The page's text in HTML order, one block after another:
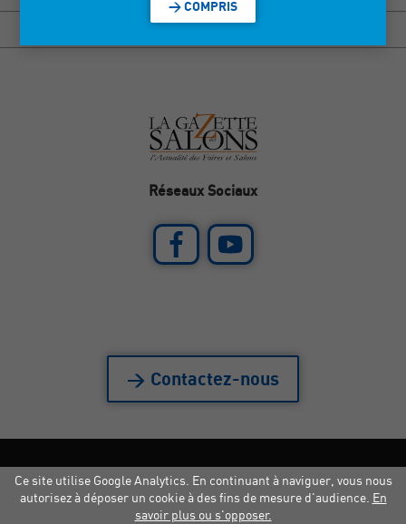
Ce site utilise Google Analytics. En continuant à naviguer, vous nous
autorisez à déposer un cookie à des fins de mesure d'audience. En
savoir plus ou s'opposer.
HEXAGONE GRENOBLE
Réseaux Sociaux
> Contactez-nous
Mentions légales|Crédits|Copyright
> COMPRIS